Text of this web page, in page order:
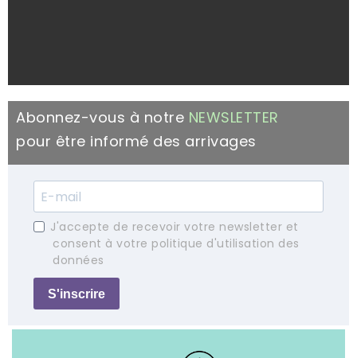
Abonnez-vous à notre NEWSLETTER
pour être informé des arrivages
J'accepte de recevoir votre newsletter et
consent à votre politique d'utilisation des
données
S'inscrire